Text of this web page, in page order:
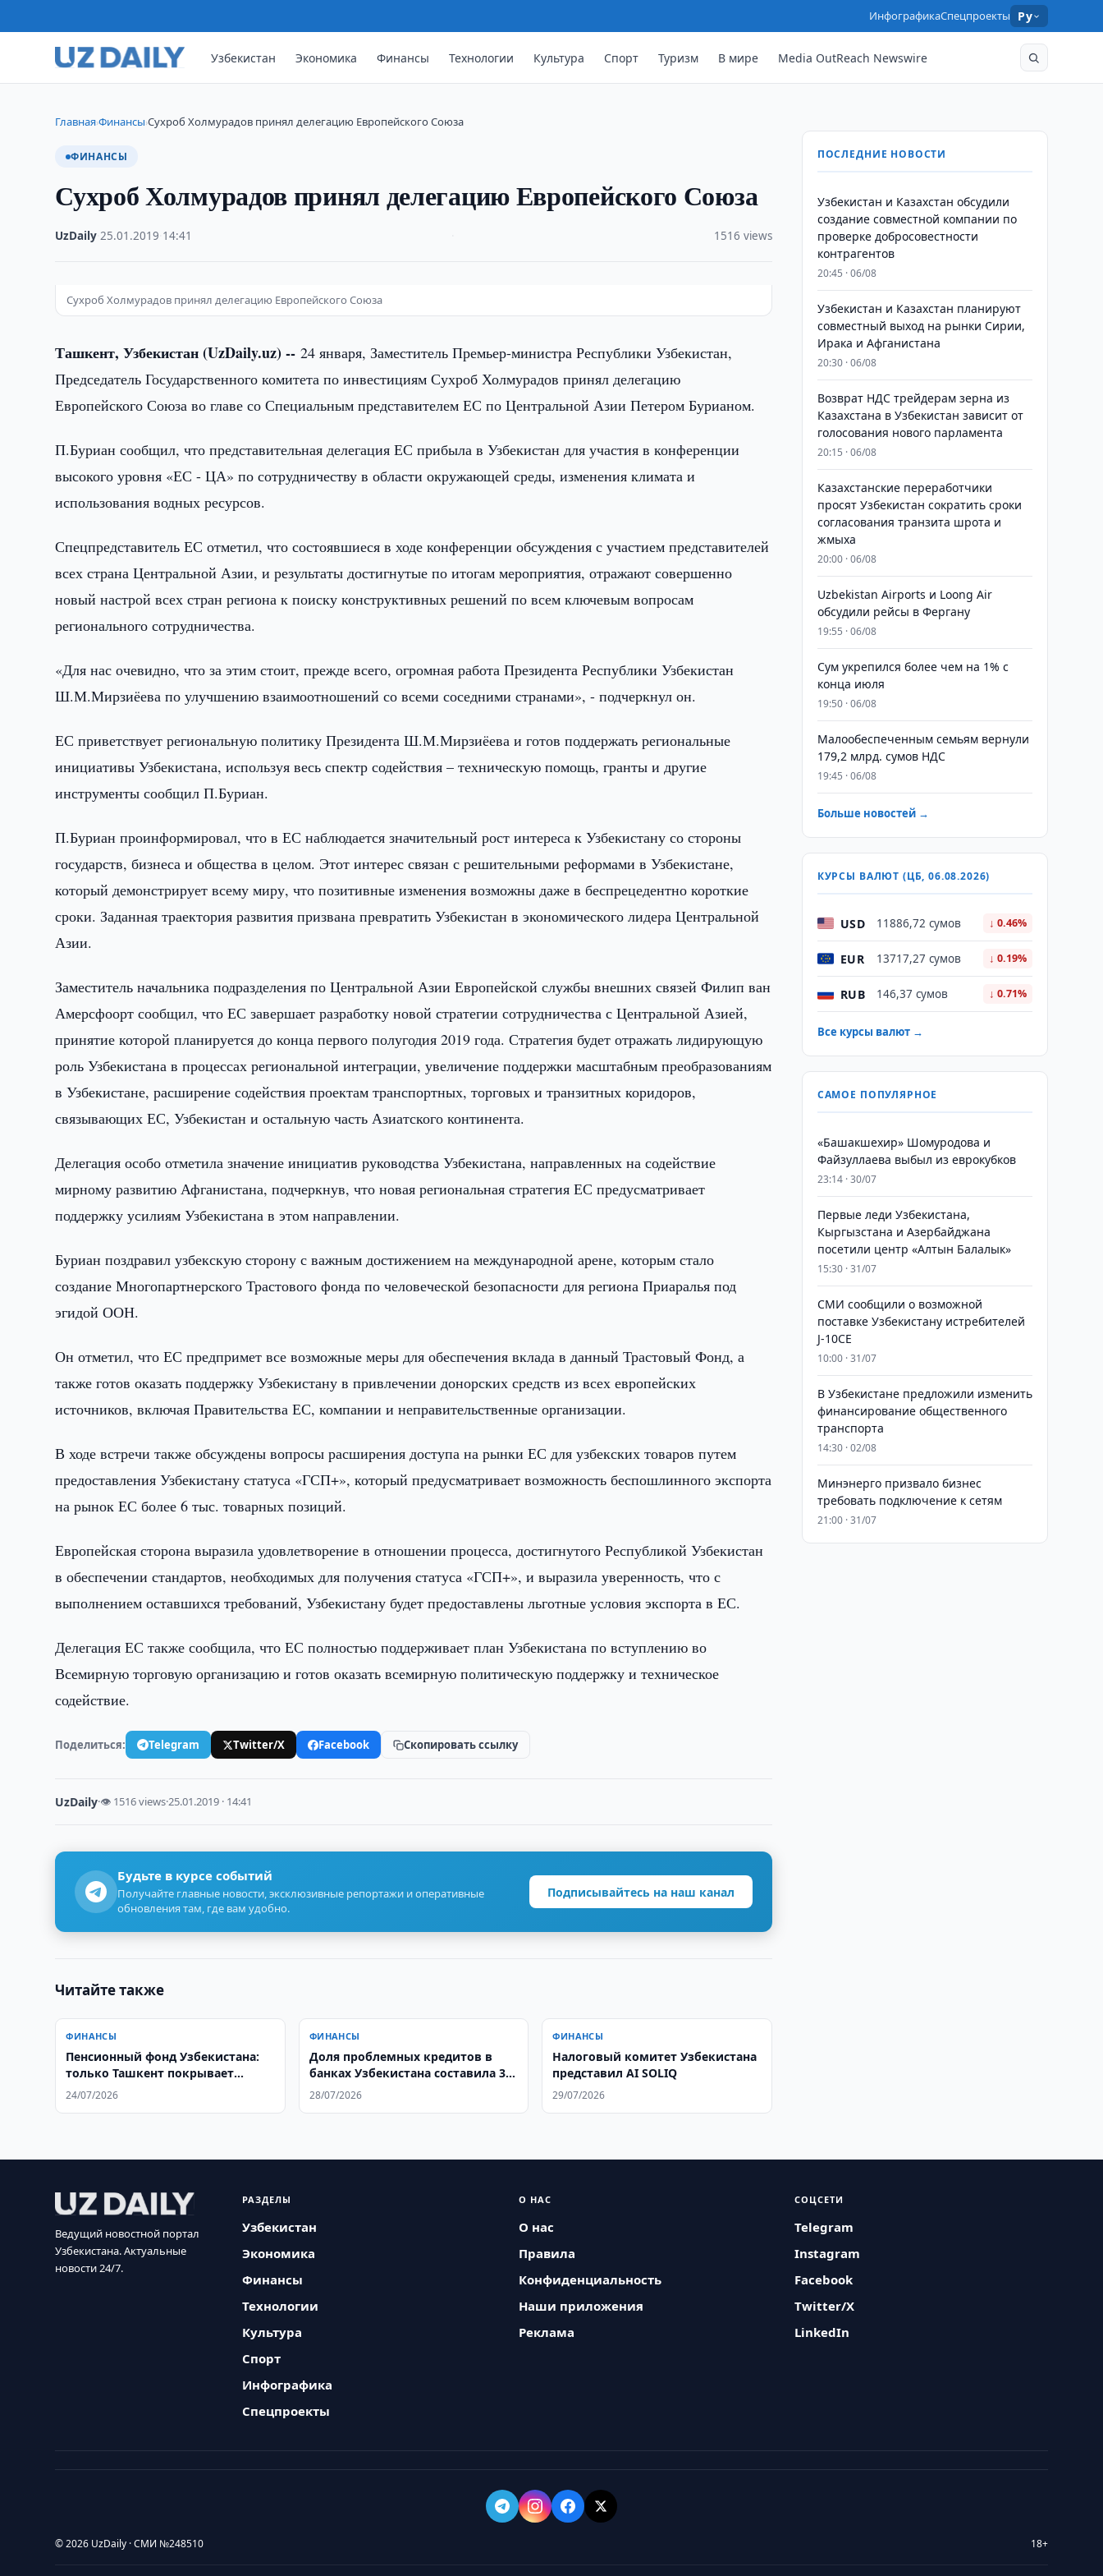
ИнфографикаСпецпроекты Ру
Узбекистан Экономика Финансы Технологии Культура Спорт Туризм В мире Media OutReach Newswire
Главная›Финансы›Сухроб Холмурадов принял делегацию Европейского Союза
ФИНАНСЫ
Сухроб Холмурадов принял делегацию Европейского Союза
UzDaily ·25.01.2019 14:41 1516 views
Сухроб Холмурадов принял делегацию Европейского Союза
Ташкент, Узбекистан (UzDaily.uz) --24 января, Заместитель Премьер-министра Республики Узбекистан,
Председатель Государственного комитета по инвестициям Сухроб Холмурадов принял делегацию
Европейского Союза во главе со Специальным представителем ЕС по Центральной Азии Петером Бурианом.
П.Буриан сообщил, что представительная делегация ЕС прибыла в Узбекистан для участия в конференции
высокого уровня «ЕС - ЦА» по сотрудничеству в области окружающей среды, изменения климата и
использования водных ресурсов.
Спецпредставитель ЕС отметил, что состоявшиеся в ходе конференции обсуждения с участием представителей
всех страна Центральной Азии, и результаты достигнутые по итогам мероприятия, отражают совершенно
новый настрой всех стран региона к поиску конструктивных решений по всем ключевым вопросам
регионального сотрудничества.
«Для нас очевидно, что за этим стоит, прежде всего, огромная работа Президента Республики Узбекистан
Ш.М.Мирзиёева по улучшению взаимоотношений со всеми соседними странами», - подчеркнул он.
ЕС приветствует региональную политику Президента Ш.М.Мирзиёева и готов поддержать региональные
инициативы Узбекистана, используя весь спектр содействия – техническую помощь, гранты и другие
инструменты сообщил П.Буриан.
П.Буриан проинформировал, что в ЕС наблюдается значительный рост интереса к Узбекистану со стороны
государств, бизнеса и общества в целом. Этот интерес связан с решительными реформами в Узбекистане,
который демонстрирует всему миру, что позитивные изменения возможны даже в беспрецедентно короткие
сроки. Заданная траектория развития призвана превратить Узбекистан в экономического лидера Центральной
Азии.
Заместитель начальника подразделения по Центральной Азии Европейской службы внешних связей Филип ван
Амерсфоорт сообщил, что ЕС завершает разработку новой стратегии сотрудничества с Центральной Азией,
принятие которой планируется до конца первого полугодия 2019 года. Стратегия будет отражать лидирующую
роль Узбекистана в процессах региональной интеграции, увеличение поддержки масштабным преобразованиям
в Узбекистане, расширение содействия проектам транспортных, торговых и транзитных коридоров,
связывающих ЕС, Узбекистан и остальную часть Азиатского континента.
Делегация особо отметила значение инициатив руководства Узбекистана, направленных на содействие
мирному развитию Афганистана, подчеркнув, что новая региональная стратегия ЕС предусматривает
поддержку усилиям Узбекистана в этом направлении.
Буриан поздравил узбекскую сторону с важным достижением на международной арене, которым стало
создание Многопартнерского Трастового фонда по человеческой безопасности для региона Приаралья под
эгидой ООН.
Он отметил, что ЕС предпримет все возможные меры для обеспечения вклада в данный Трастовый Фонд, а
также готов оказать поддержку Узбекистану в привлечении донорских средств из всех европейских
источников, включая Правительства ЕС, компании и неправительственные организации.
В ходе встречи также обсуждены вопросы расширения доступа на рынки ЕС для узбекских товаров путем
предоставления Узбекистану статуса «ГСП+», который предусматривает возможность беспошлинного экспорта
на рынок ЕС более 6 тыс. товарных позиций.
Европейская сторона выразила удовлетворение в отношении процесса, достигнутого Республикой Узбекистан
в обеспечении стандартов, необходимых для получения статуса «ГСП+», и выразила уверенность, что с
выполнением оставшихся требований, Узбекистану будет предоставлены льготные условия экспорта в ЕС.
Делегация ЕС также сообщила, что ЕС полностью поддерживает план Узбекистана по вступлению во
Всемирную торговую организацию и готов оказать всемирную политическую поддержку и техническое
содействие.
Поделиться: Telegram Twitter/X Facebook Скопировать ссылку
UzDaily·👁 1516 views·25.01.2019 · 14:41
Будьте в курсе событий
Получайте главные новости, эксклюзивные репортажи и оперативные
обновления там, где вам удобно.
Подписывайтесь на наш канал
Читайте также
ФИНАНСЫ
Пенсионный фонд Узбекистана:
только Ташкент покрывает
расходы
24/07/2026
ФИНАНСЫ
Доля проблемных кредитов в
банках Узбекистана составила 3,6
%
28/07/2026
ФИНАНСЫ
Налоговый комитет Узбекистана
представил AI SOLIQ
29/07/2026
ПОСЛЕДНИЕ НОВОСТИ
Узбекистан и Казахстан обсудили
создание совместной компании по
проверке добросовестности
контрагентов
20:45 · 06/08
Узбекистан и Казахстан планируют
совместный выход на рынки Сирии,
Ирака и Афганистана
20:30 · 06/08
Возврат НДС трейдерам зерна из
Казахстана в Узбекистан зависит от
голосования нового парламента
20:15 · 06/08
Казахстанские переработчики
просят Узбекистан сократить сроки
согласования транзита шрота и
жмыха
20:00 · 06/08
Uzbekistan Airports и Loong Air
обсудили рейсы в Фергану
19:55 · 06/08
Сум укрепился более чем на 1% с
конца июля
19:50 · 06/08
Малообеспеченным семьям вернули
179,2 млрд. сумов НДС
19:45 · 06/08
Больше новостей →
КУРСЫ ВАЛЮТ (ЦБ, 06.08.2026)
USD 11886,72 сумов ↓ 0.46%
EUR 13717,27 сумов ↓ 0.19%
RUB 146,37 сумов ↓ 0.71%
Все курсы валют →
САМОЕ ПОПУЛЯРНОЕ
«Башакшехир» Шомуродова и
Файзуллаева выбыл из еврокубков
23:14 · 30/07
Первые леди Узбекистана,
Кыргызстана и Азербайджана
посетили центр «Алтын Балалык»
15:30 · 31/07
СМИ сообщили о возможной
поставке Узбекистану истребителей
J-10CE
10:00 · 31/07
В Узбекистане предложили изменить
финансирование общественного
транспорта
14:30 · 02/08
Минэнерго призвало бизнес
требовать подключение к сетям
21:00 · 31/07
Ведущий новостной портал
Узбекистана. Актуальные
новости 24/7.
РАЗДЕЛЫ
Узбекистан
Экономика
Финансы
Технологии
Культура
Спорт
Инфографика
Спецпроекты
О НАС
О нас
Правила
Конфиденциальность
Наши приложения
Реклама
СОЦСЕТИ
Telegram
Instagram
Facebook
Twitter/X
LinkedIn
© 2026 UzDaily · СМИ №248510 18+